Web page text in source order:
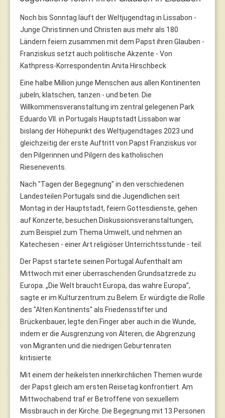
Noch bis Sonntag läuft der Weltjugendtag in Lissabon -
Junge Christinnen und Christen aus mehr als 180
Ländern feiern zusammen mit dem Papst ihren Glauben -
Franziskus setzt auch politische Akzente - Von
Kathpress-Korrespondentin Anita Hirschbeck
Eine halbe Million junge Menschen aus allen Kontinenten
jubeln, klatschen, tanzen - und beten. Die
Willkommensveranstaltung im zentral gelegenen Park
Eduardo VII. in Portugals Hauptstadt Lissabon war
bislang der Höhepunkt des Weltjugendtages 2023 und
gleichzeitig der erste Auftritt von Papst Franziskus vor
den Pilgerinnen und Pilgern des katholischen
Riesenevents.
Nach "Tagen der Begegnung" in den verschiedenen
Landesteilen Portugals sind die Jugendlichen seit
Montag in der Hauptstadt, feiern Gottesdienste, gehen
auf Konzerte, besuchen Diskussionsveranstaltungen,
zum Beispiel zum Thema Umwelt, und nehmen an
Katechesen - einer Art religiöser Unterrichtsstunde - teil.
Der Papst startete seinen Portugal Aufenthalt am
Mittwoch mit einer überraschenden Grundsatzrede zu
Europa. „Die Welt braucht Europa, das wahre Europa”,
sagte er im Kulturzentrum zu Belem. Er würdigte die Rolle
des "Alten Kontinents" als Friedensstifter und
Brückenbauer, legte den Finger aber auch in die Wunde,
indem er die Ausgrenzung von Älteren, die Abgrenzung
von Migranten und die niedrigen Geburtenraten
kritisierte.
Mit einem der heikelsten innerkirchlichen Themen wurde
der Papst gleich am ersten Reisetag konfrontiert. Am
Mittwochabend traf er Betroffene von sexuellem
Missbrauch in der Kirche. Die Begegnung mit 13 Personen